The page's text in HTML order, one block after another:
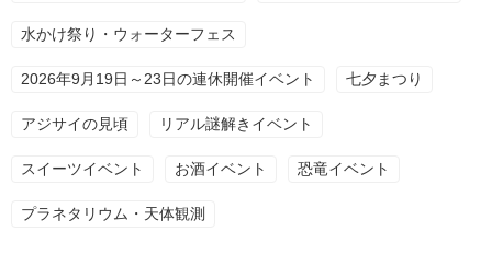
水かけ祭り・ウォーターフェス
2026年9月19日～23日の連休開催イベント 七夕まつり
アジサイの見頃 リアル謎解きイベント
スイーツイベント お酒イベント 恐竜イベント
プラネタリウム・天体観測